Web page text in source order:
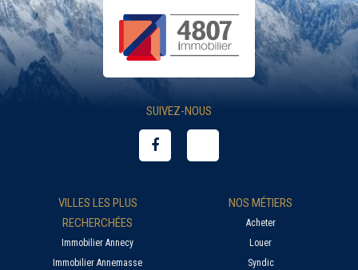
SUIVEZ-NOUS
VILLES LES PLUS
RECHERCHÉES
Immobilier Annecy
Immobilier Annemasse
NOS MÉTIERS
Acheter
Louer
Syndic